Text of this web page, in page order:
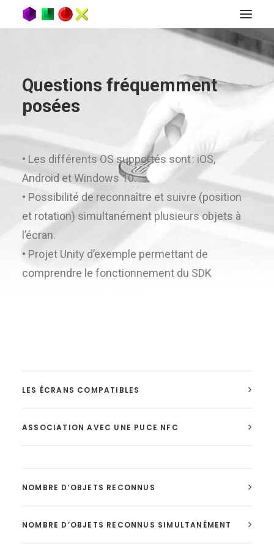
Questions fréquemment
posées
• Les différents OS supportés sont : iOS,
Android et Windows 10.
• Possibilité de reconnaître et suivre (position
et rotation) simultanément plusieurs objets à
l’écran.
• Projet Unity d’exemple permettant de
comprendre le fonctionnement du SDK
LES ÉCRANS COMPATIBLES
ASSOCIATION AVEC UNE PUCE NFC
NOMBRE D’OBJETS RECONNUS
NOMBRE D’OBJETS RECONNUS SIMULTANÉMENT